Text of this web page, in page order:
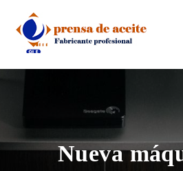
content
Nueva